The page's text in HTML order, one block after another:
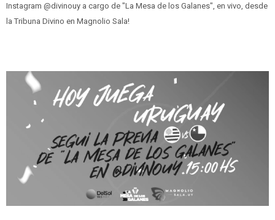
Instagram @divinouy a cargo de "La Mesa de los Galanes", en vivo, desde
la Tribuna Divino en Magnolio Sala!